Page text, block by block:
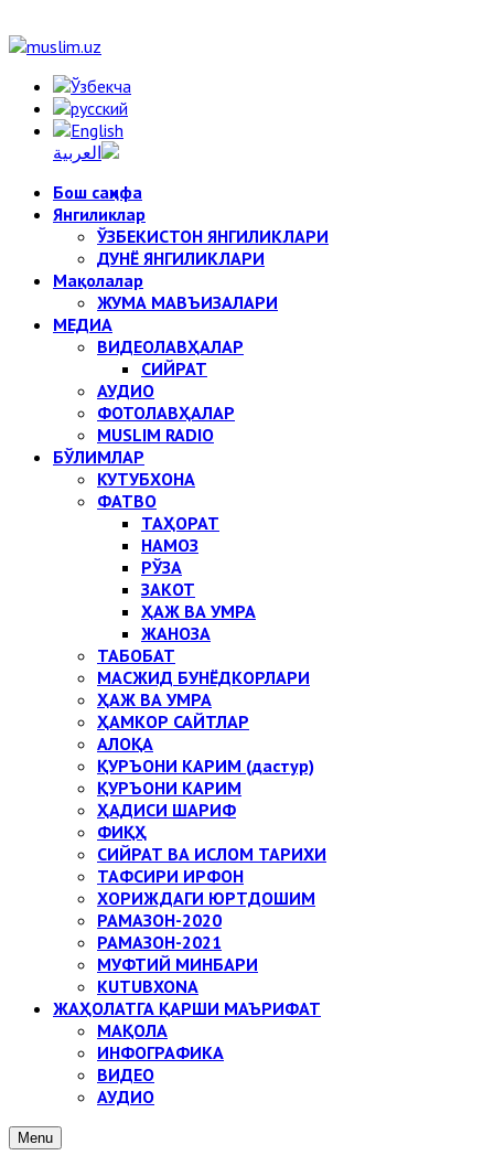
Бош саҳифа
Янгиликлар
ЎЗБЕКИСТОН ЯНГИЛИКЛАРИ
ДУНЁ ЯНГИЛИКЛАРИ
Мақолалар
ЖУМА МАВЪИЗАЛАРИ
МЕДИА
ВИДЕОЛАВҲАЛАР
СИЙРАТ
АУДИО
ФОТОЛАВҲАЛАР
MUSLIM RADIO
БЎЛИМЛАР
КУТУБХОНА
ФАТВО
ТАҲОРАТ
НАМОЗ
РЎЗА
ЗАКОТ
ҲАЖ ВА УМРА
ЖАНОЗА
ТАБОБАТ
МАСЖИД БУНЁДКОРЛАРИ
ҲАЖ ВА УМРА
ҲАМКОР САЙТЛАР
АЛОҚА
ҚУРЪОНИ КАРИМ (дастур)
ҚУРЪОНИ КАРИМ
ҲАДИСИ ШАРИФ
ФИҚҲ
СИЙРАТ ВА ИСЛОМ ТАРИХИ
ТАФСИРИ ИРФОН
ХОРИЖДАГИ ЮРТДОШИМ
РАМАЗОН-2020
РАМАЗОН-2021
МУФТИЙ МИНБАРИ
KUTUBXONA
ЖАҲОЛАТГА ҚАРШИ МАЪРИФАТ
МАҚОЛА
ИНФОГРАФИКА
ВИДЕО
АУДИО
Menu